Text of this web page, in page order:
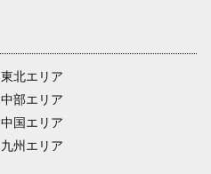
東北エリア
中部エリア
中国エリア
九州エリア